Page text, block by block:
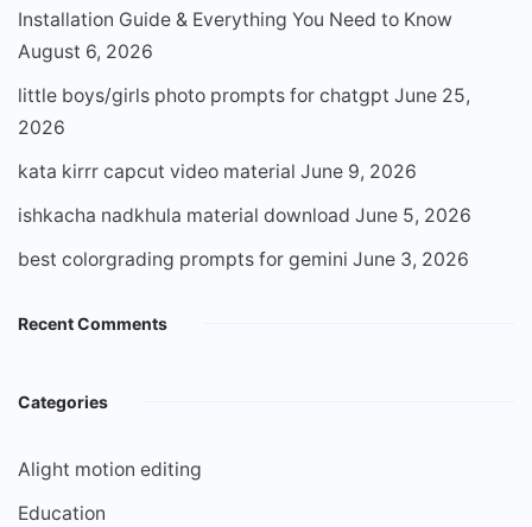
Installation Guide & Everything You Need to Know
August 6, 2026
little boys/girls photo prompts for chatgpt June 25,
2026
kata kirrr capcut video material June 9, 2026
ishkacha nadkhula material download June 5, 2026
best colorgrading prompts for gemini June 3, 2026
Recent Comments
Categories
Alight motion editing
Education